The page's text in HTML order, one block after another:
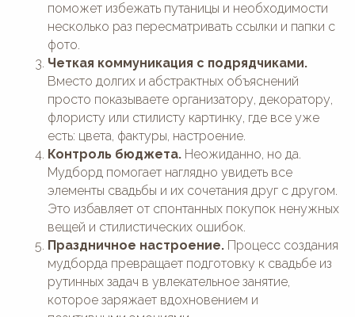
поможет избежать путаницы и необходимости
несколько раз пересматривать ссылки и папки с
фото.
Четкая коммуникация с подрядчиками.
Вместо долгих и абстрактных объяснений
просто показываете организатору, декоратору,
флористу или стилисту картинку, где все уже
есть: цвета, фактуры, настроение.
Контроль бюджета. Неожиданно, но да.
Мудборд помогает наглядно увидеть все
элементы свадьбы и их сочетания друг с другом.
Это избавляет от спонтанных покупок ненужных
вещей и стилистических ошибок.
Праздничное настроение. Процесс создания
мудборда превращает подготовку к свадьбе из
рутинных задач в увлекательное занятие,
которое заряжает вдохновением и